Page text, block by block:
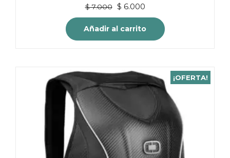
$7.000
El
precio
original
era:
$ 6.000El
precio
actual
es:
Añadir al carrito
¡OFERTA!